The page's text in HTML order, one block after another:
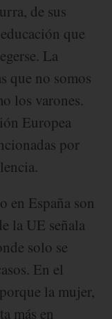
de sus
que
La
que no somos
los varones.
Europea
por
en España son
la UE señala
solo se
En el
la mujer,
más en